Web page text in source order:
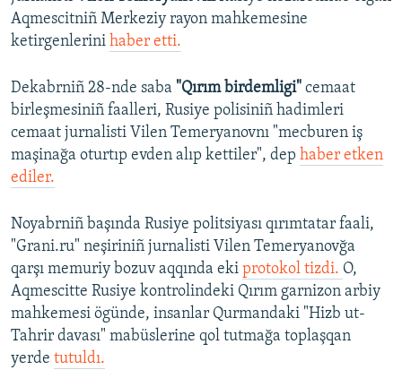
Aqmescitniñ Merkeziy rayon mahkemesine
ketirgenlerini haber etti.
Dekabrniñ 28-nde saba "Qırım birdemligi" cemaat
birleşmesiniñ faalleri, Rusiye polisiniñ hadimleri
cemaat jurnalisti Vilen Temeryanovnı "mecburen iş
maşinağa oturtıp evden alıp kettiler", dep haber etken
ediler.
Noyabrniñ başında Rusiye politsiyası qırımtatar faali,
"Grani.ru" neşiriniñ jurnalisti Vilen Temeryanovğa
qarşı memuriy bozuv aqqında eki protokol tizdi. O,
Aqmescitte Rusiye kontrolindeki Qırım garnizon arbiy
mahkemesi ögünde, insanlar Qurmandaki "Hizb ut-
Tahrir davası" mabüslerine qol tutmağa toplaşqan
yerde tutuldı.